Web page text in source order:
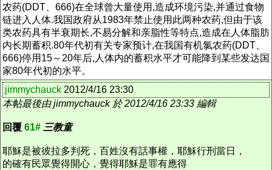
农药(DDT、666)在全球曾大量使用,造成环境污染,并通过食物
链进入人体.我国政府从1983年禁止使用此两种农药,但由于该
类农药具有半衰期长,不易分解和亲脂性等特点,造成在人体脂肪
内长期蓄积.80年代初有关专家预计,在我国有机氯农药(DDT、
666)停用15～20年后,人体内的蓄积水平才可能降到某些发达国
家80年代初的水平。
jimmychauck 2012/4/16 23:30
本帖最後由 jimmychauck 於 2012/4/16 23:33 編輯
回覆 61# 三教童
耶穌是被彼拉多判死，百姓沒有話事權，耶穌行刑當日，
的確有民眾覺得開心，覺得耶穌是罪有應得